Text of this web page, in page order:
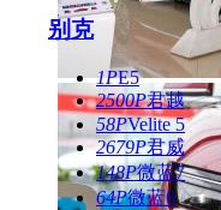
别克
1PE5
2500P君越
58PVelite 5
2679P君威
148P微蓝7
64P微蓝6